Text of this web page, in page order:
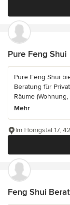
Pure Feng Shui
Pure Feng Shui
Beratung für
Räume (Wohnung,
Mehr
Im Honigstal 17,
Feng Shui